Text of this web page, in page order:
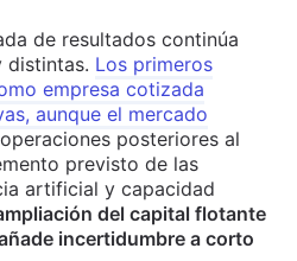
de resultados continúa
distintas. Los primeros
empresa cotizada
aunque el mercado
posteriores al
previsto de las
artificial y capacidad
del capital flotante
incertidumbre a corto